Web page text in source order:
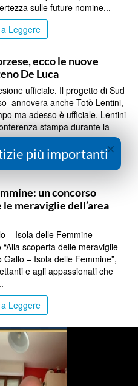
sulle future nomine...
Leggere
ecco le nuove
De Luca
ufficiale. Il progetto di Sud
annovera anche Totò Lentini,
ma adesso è ufficiale. Lentini
stampa durante la
Leggere
un concorso
meraviglie dell’area
– Isola delle Femmine
scoperta delle meraviglie
– Isola delle Femmine”,
e agli appassionati che
Leggere
×
più importanti